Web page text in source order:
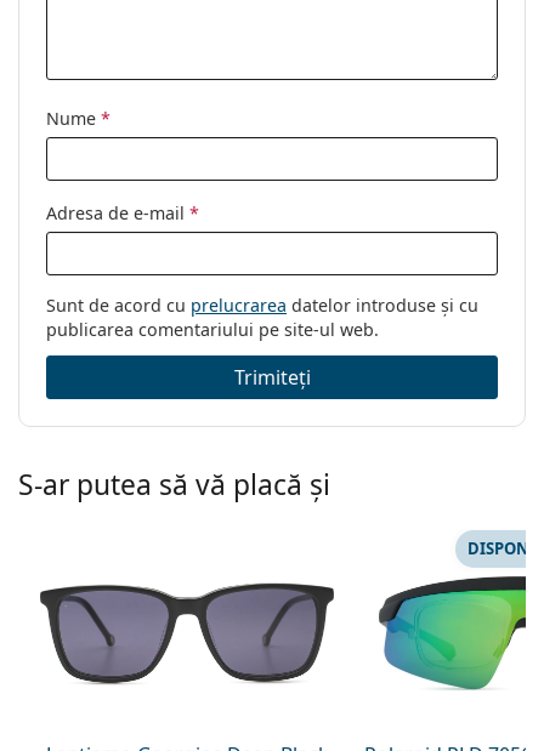
Nume *
Adresa de e-mail *
Sunt de acord cu prelucrarea datelor introduse și cu
publicarea comentariului pe site-ul web.
Trimiteți
S-ar putea să vă placă și